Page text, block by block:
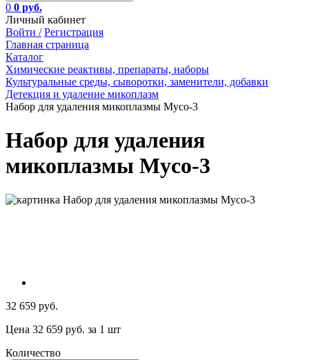
0 0 руб.
Личный кабинет
Войти / Регистрация
Главная страница
Каталог
Химические реактивы, препараты, наборы
Культуральные среды, сыворотки, заменители, добавки
Детекция и удаление микоплазм
Набор для удаления микоплазмы Myco-3
Набор для удаления
микоплазмы Myco-3
32 659 руб.
Цена 32 659 руб. за 1 шт
Количество